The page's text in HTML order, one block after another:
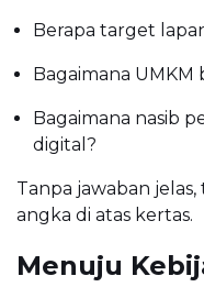
Berapa target
Bagaimana UMKM
Bagaimana nasib
digital?
Tanpa jawaban
angka di atas kertas.
Menuju